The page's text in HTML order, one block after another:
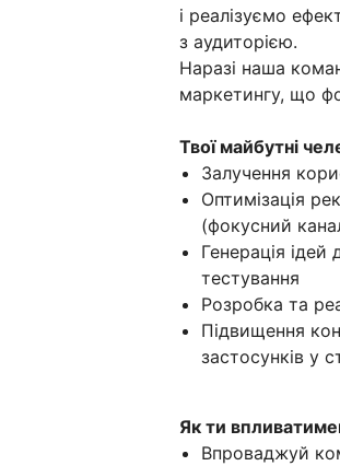
і реалізуємо
з аудиторією.
Наразі наша
маркетингу, що
Твої майбутні
Залучення
Оптимізація
(фокусний
Генерація
тестування
Розробка та
Підвищення
застосунків у
Як ти
Впроваджуй